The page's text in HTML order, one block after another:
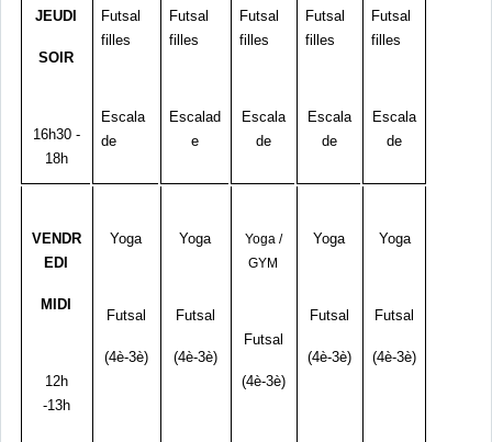
JEUDI
SOIR
16h30 -
18h
Futsal
filles
Escala
de
Futsal
filles
Escalad
e
Futsal
filles
Escala
de
Futsal
filles
Escala
de
Futsal
filles
Escala
de
VENDR
EDI
MIDI
12h
-13h
Yoga
Futsal
(4è-3è)
Yoga
Futsal
(4è-3è)
Yoga /
GYM
Futsal
(4è-3è)
Yoga
Futsal
(4è-3è)
Yoga
Futsal
(4è-3è)